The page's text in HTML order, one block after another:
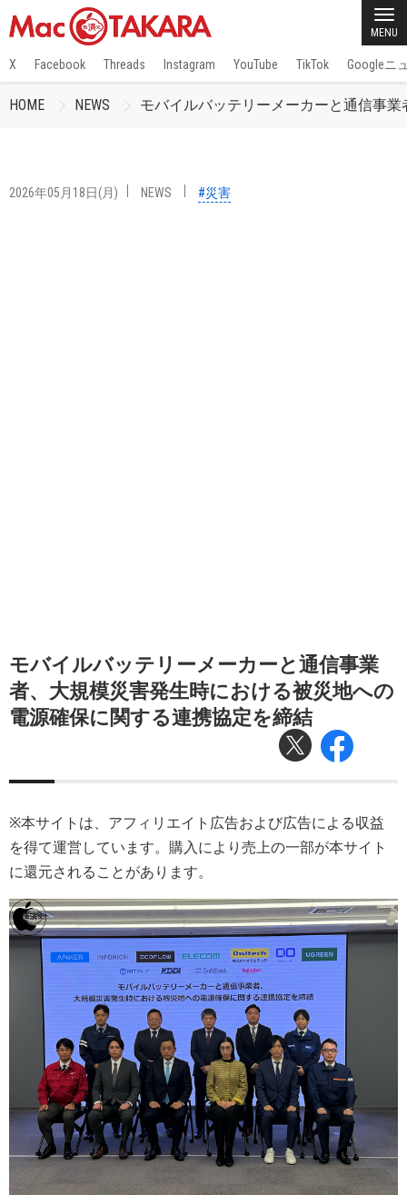
MENU
X Facebook Threads Instagram YouTube TikTok Googleニ
HOME NEWS モバイルバッテリーメーカーと通信事
2026年05月18日(月) NEWS #災害
モバイルバッテリーメーカーと通信事業
者、大規模災害発生時における被災地への
電源確保に関する連携協定を締結
※本サイトは、アフィリエイト広告および広告による収益
を得て運営しています。購入により売上の一部が本サイト
に還元されることがあります。